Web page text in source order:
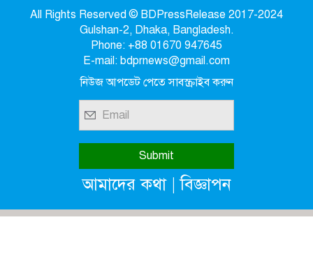
All Rights Reserved © BDPressRelease 2017-2024
Gulshan-2, Dhaka, Bangladesh.
Phone: +88 01670 947645
E-mail: bdprnews@gmail.com
নিউজ আপডেট পেতে সাবস্ক্রাইব করুন
আমাদের কথা|বিজ্ঞাপন